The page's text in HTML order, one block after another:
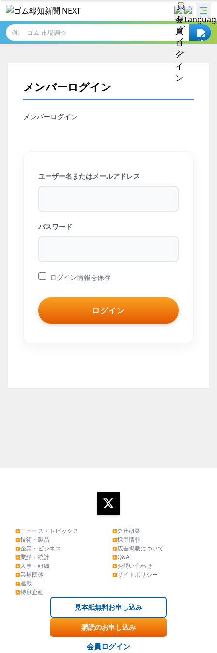
例）
メンバーログイン
メンバーログイン
ユーザー名またはメールアドレス
パスワード
ログイン情報を保存
▶ ニュース・トピックス
▶ 技術・製品
▶ 企業・ビジネス
▶ 業績・統計
▶ 人事・組織
▶ 業界団体
▶ 連載
▶ 特別企画
▶ 会社概要
▶ 採用情報
▶ 広告掲載について
▶ Q&A
▶ お問い合わせ
▶ サイトポリシー
見本紙無料お申し込み
購読のお申し込み
会員ログイン